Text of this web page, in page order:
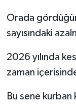
Orada
sayısındaki
2026 yılında
zaman
Bu sene